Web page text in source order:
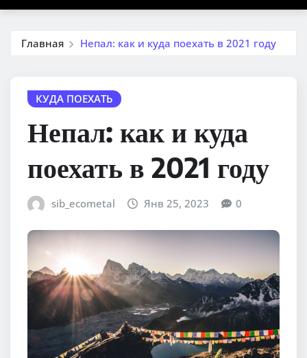
Главная Непал: как и куда поехать в 2021 году
КУДА ПОЕХАТЬ
Непал: как и куда
поехать в 2021 году
sib_ecometal Янв 25, 2023 0